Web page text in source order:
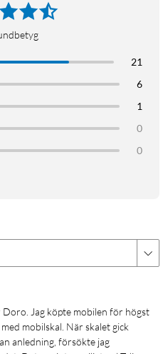
21
6
1
0
0
mobilskal. När skalet gick
anledning, försökte jag